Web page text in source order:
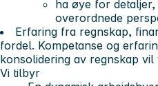
ha øye for
overordnede
Erfaring fra regnskap,
fordel. Kompetanse og
konsolidering av regnskap
Vi tilbyr